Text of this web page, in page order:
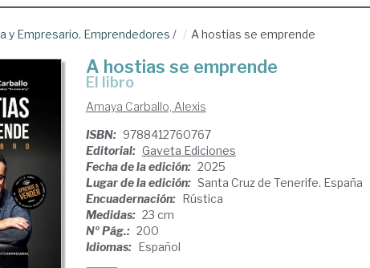
y Empresario. Emprendedores / A hostias se emprende
A hostias se emprende
El libro
Amaya Carballo, Alexis
ISBN: 9788412760767
Editorial: Gaveta Ediciones
Fecha de la edición: 2025
Lugar de la edición: Santa Cruz de Tenerife. España
Encuadernación: Rústica
Medidas: 23 cm
Nº Pág.: 200
Idiomas: Español